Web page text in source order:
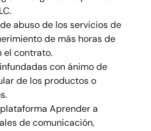
abuso de los servicios de
de más horas de
el contrato.
con ánimo de
de los productos o
Aprender a
de comunicación,